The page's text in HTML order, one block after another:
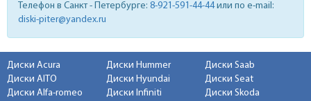
Телефон в Санкт - Петербурге: 8-921-591-44-44или по e-mail:
diski-piter@yandex.ru
Диски Acura
Диски AITO
Диски Alfa-romeo
Диски Hummer
Диски Hyundai
Диски Infiniti
Диски Saab
Диски Seat
Диски Skoda